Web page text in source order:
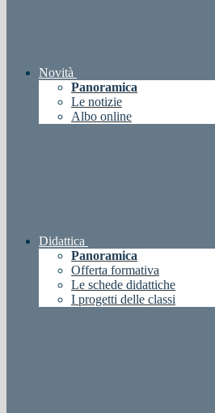
Novità
Panoramica
Le notizie
Albo online
Didattica
Panoramica
Offerta formativa
Le schede didattiche
I progetti delle classi